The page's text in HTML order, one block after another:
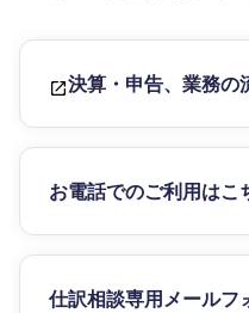
決算・申告、業務の
お電話でのご利用はこ
仕訳相談専用メールフ